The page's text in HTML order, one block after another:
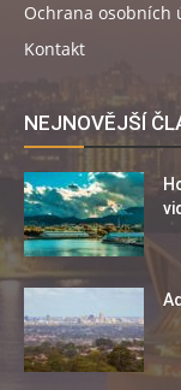
Ochrana osobních
Kontakt
NEJNOVĚJŠÍ